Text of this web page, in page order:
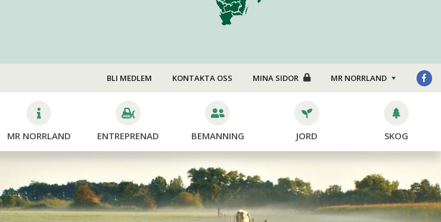
Rivning/Sanering
Rot&Rut
Stängsel
Skog
Mina sidor
Avverkning
Dikning
BLI MEDLEM KONTAKTA OSS MINA SIDOR MR NORRLAND
MR NORRLAND ENTREPRENAD BEMANNING JORD SKOG